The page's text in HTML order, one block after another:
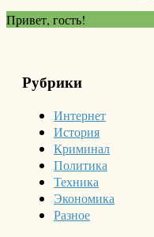
Привет, гость!
Рубрики
Интернет
История
Криминал
Политика
Техника
Экономика
Разное